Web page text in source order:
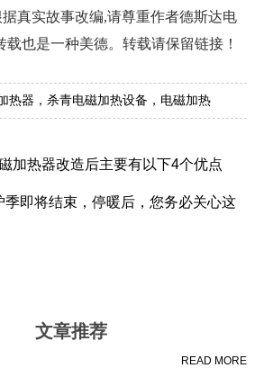
真实故事改编,请尊重作者德斯达电
载也是一种美德。转载请保留链接！
热器，杀青电磁加热设备，电磁加热
加热器改造后主要有以下4个优点
季即将结束，停暖后，您务必关心这
文章推荐
READ MORE